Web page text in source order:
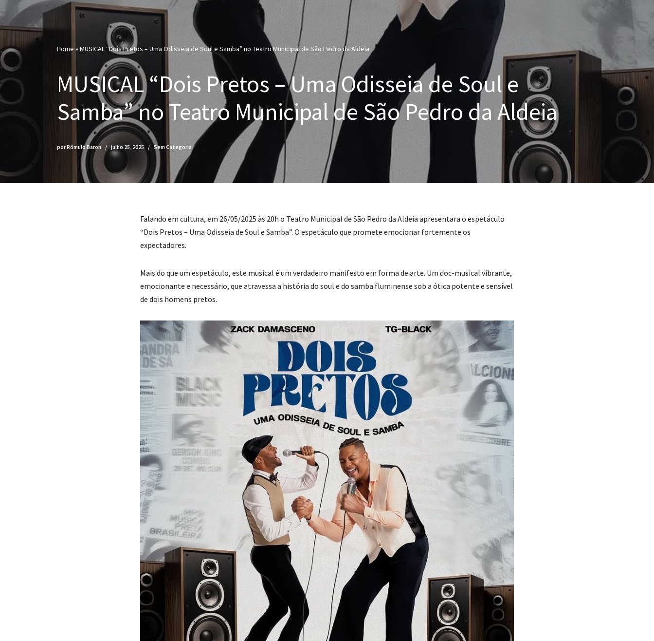
Home » MUSICAL “Dois Pretos – Uma Odisseia de Soul e Samba” no Teatro Municipal de São Pedro da Aldeia
MUSICAL “Dois Pretos – Uma Odisseia de Soul e
Samba” no Teatro Municipal de São Pedro da Aldeia
porRômulo Baron julho 25, 2025 Sem Categoria
Falando em cultura, em 26/05/2025 às 20h o Teatro Municipal de São Pedro da Aldeia apresentara o espetáculo
“Dois Pretos – Uma Odisseia de Soul e Samba”. O espetáculo que promete emocionar fortemente os
expectadores.
Mais do que um espetáculo, este musical é um verdadeiro manifesto em forma de arte. Um doc-musical vibrante,
emocionante e necessário, que atravessa a história do soul e do samba fluminense sob a ótica potente e sensível
de dois homens pretos.